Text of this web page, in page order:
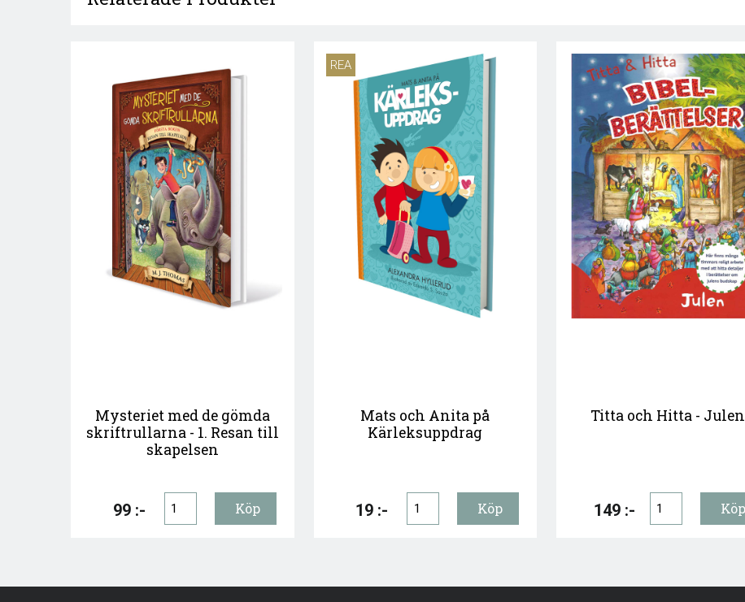
Mysteriet med de gömda
skriftrullarna - 1. Resan till
skapelsen
99 :-
REA
Mats och Anita på
Kärleksuppdrag
19 :-
Titta och Hitta - Julen
149 :-